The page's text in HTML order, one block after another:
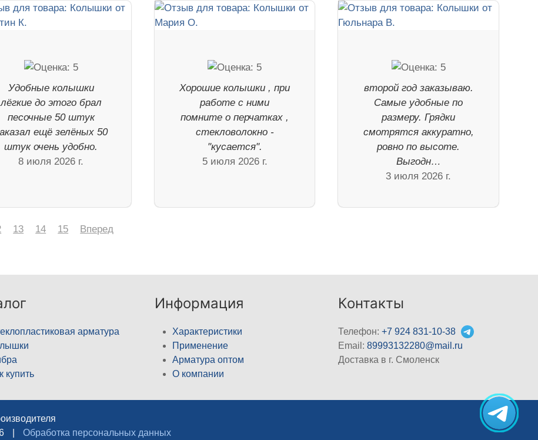
Удобные колышки
лёгкие до этого брал
песочные 50 штук
ещё зелёных 50
штук очень удобно.
8 июля 2026 г.
Хорошие колышки , при
работе с ними
помните о перчатках ,
стекловолокно -
"кусается".
5 июля 2026 г.
второй год заказываю.
Самые удобные по
размеру. Грядки
смотрятся аккуратно,
ровно по высоте.
Выгодн…
3 июля 2026 г.
13 14 15 Вперед
арматура
купить
Информация
Характеристики
Применение
Арматура оптом
О компании
Контакты
Телефон:+7 924 831-10-38
Email:89993132280@mail.ru
Доставка в г. Смоленск
Обработка персональных данных